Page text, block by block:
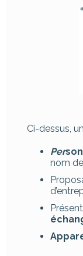
Ci-dessus,
Per
nom